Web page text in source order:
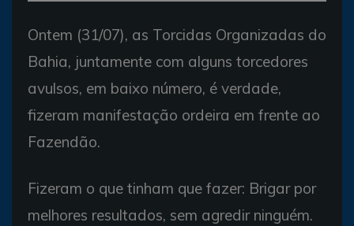
Ontem (31/07), as Torcidas Organizadas do
Bahia, juntamente com alguns torcedores
avulsos, em baixo número, é verdade,
fizeram manifestação ordeira em frente ao
Fazendão.
Fizeram o que tinham que fazer: Brigar por
melhores resultados, sem agredir ninguém.